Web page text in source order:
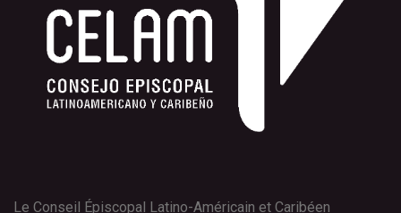
Le Conseil Épiscopal Latino-Américain et Caribéen